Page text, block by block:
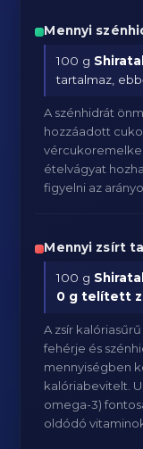
Mennyi
100 g
tartalmaz,
A szénhidrát
hozzáadott
ételvágyat
figyelni az
Mennyi zsírt
100 g
0 g telített
A zsír
fehérje és
mennyiségben
kalóriabevitelt.
omega-3)
oldódó